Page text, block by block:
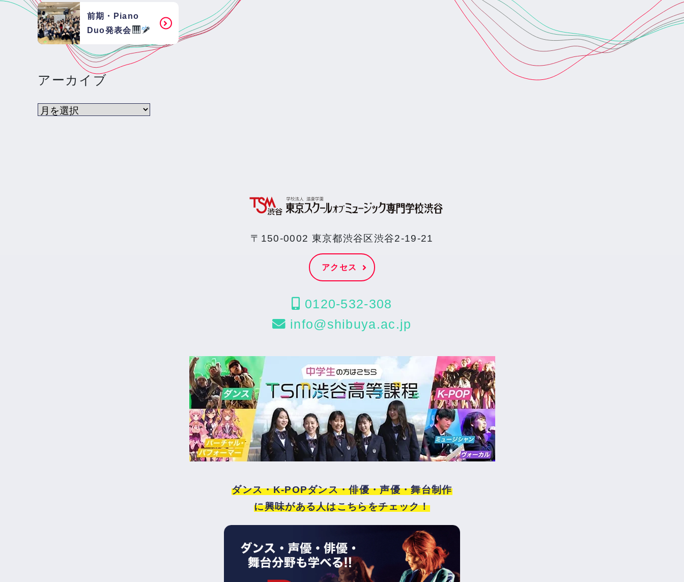
前期・Piano
Duo発表会
アーカイブ
〒150-0002 東京都渋谷区渋谷2-19-21
アクセス
0120-532-308
info@shibuya.ac.jp
ダンス・K-POPダンス・俳優・声優・舞台制作
に興味がある人はこちらをチェック！